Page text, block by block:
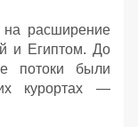
на расширение
и Египтом. До
потоки были
курортах —